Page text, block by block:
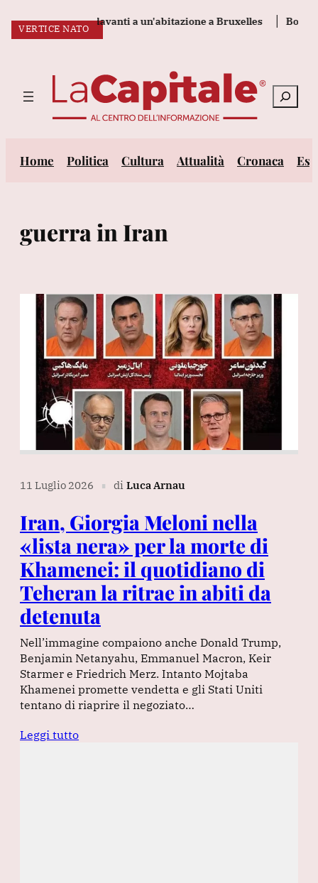
ULTIM’ORA:
esplosione davanti a un'abitazione a Bruxelles Borsa:
Cerca
Home Politica Cultura Attualità Cronaca
guerra in Iran
LA MINACCIA
11 Luglio 2026 ∎ di Luca Arnau
Iran, Giorgia Meloni nella
«lista nera» per la morte di
Khamenei: il quotidiano di
Teheran la ritrae in abiti da
detenuta
Nell’immagine compaiono anche Donald Trump,
Benjamin Netanyahu, Emmanuel Macron, Keir
Starmer e Friedrich Merz. Intanto Mojtaba
Khamenei promette vendetta e gli Stati Uniti
tentano di riaprire il negoziato…
Leggi tutto
L?ACCORDO
DELIRIO TRUMP
VERTICE NATO